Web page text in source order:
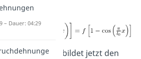
erhalten wir:
Verschiebung
bildet jetzt den
– Dauer: 04:29